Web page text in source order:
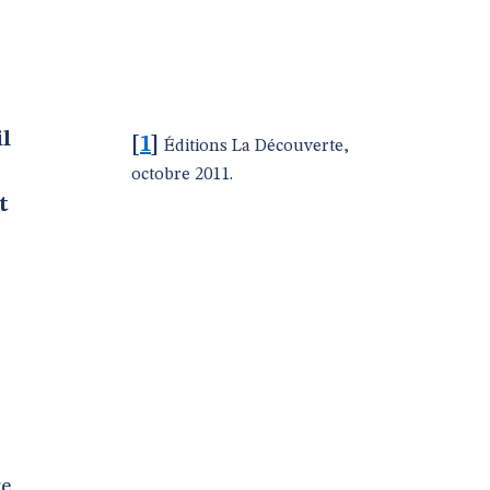
1
Éditions La Découverte,
octobre 2011.